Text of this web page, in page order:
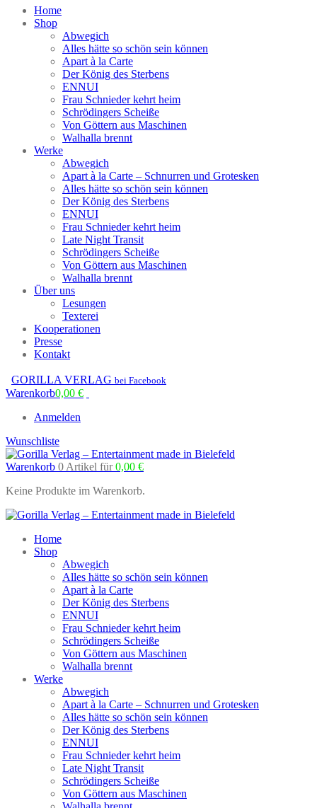
Home
Shop
Abwegich
Alles hätte so schön sein können
Apart à la Carte
Der König des Sterbens
ENNUI
Frau Schnieder kehrt heim
Schrödingers Scheiße
Von Göttern aus Maschinen
Walhalla brennt
Werke
Abwegich
Apart à la Carte – Schnurren und Grotesken
Alles hätte so schön sein können
Der König des Sterbens
ENNUI
Frau Schnieder kehrt heim
Late Night Transit
Schrödingers Scheiße
Von Göttern aus Maschinen
Walhalla brennt
Über uns
Lesungen
Texterei
Kooperationen
Presse
Kontakt
GORILLA VERLAG bei Facebook
Warenkorb0,00 €
Anmelden
Wunschliste
Warenkorb 0 Artikel für 0,00 €
Keine Produkte im Warenkorb.
Home
Shop
Abwegich
Alles hätte so schön sein können
Apart à la Carte
Der König des Sterbens
ENNUI
Frau Schnieder kehrt heim
Schrödingers Scheiße
Von Göttern aus Maschinen
Walhalla brennt
Werke
Abwegich
Apart à la Carte – Schnurren und Grotesken
Alles hätte so schön sein können
Der König des Sterbens
ENNUI
Frau Schnieder kehrt heim
Late Night Transit
Schrödingers Scheiße
Von Göttern aus Maschinen